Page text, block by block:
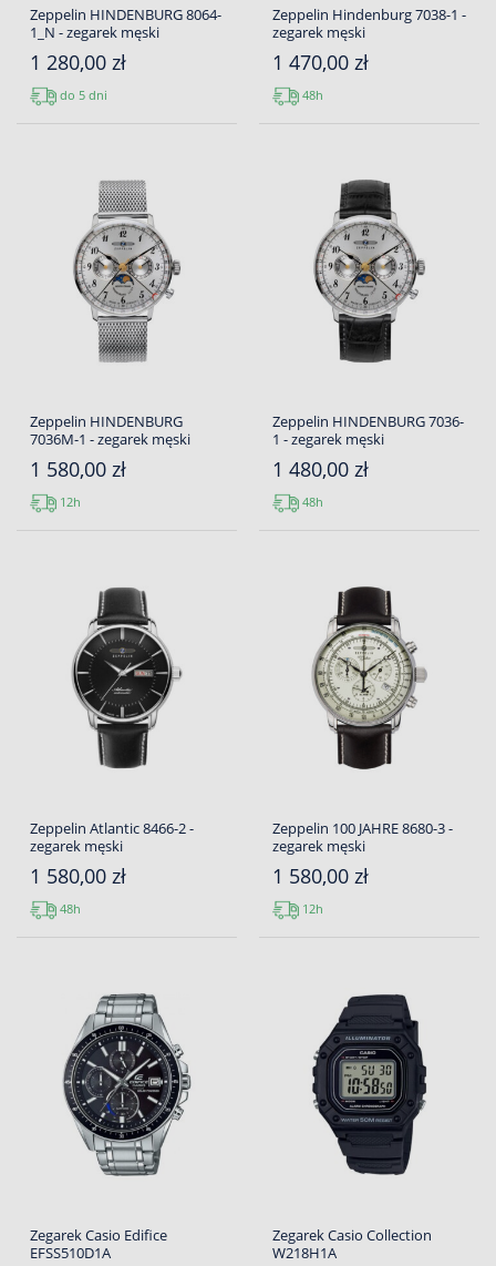
Zeppelin HINDENBURG 8064-
1_N - zegarek męski
1 280,00 zł
do 5 dni
Zeppelin Hindenburg 7038-1 -
zegarek męski
1 470,00 zł
48h
Zeppelin HINDENBURG
7036M-1 - zegarek męski
1 580,00 zł
12h
Zeppelin HINDENBURG 7036-
1 - zegarek męski
1 480,00 zł
48h
Zeppelin Atlantic 8466-2 -
zegarek męski
1 580,00 zł
48h
Zeppelin 100 JAHRE 8680-3 -
zegarek męski
1 580,00 zł
12h
Zegarek Casio Edifice
EFSS510D1A
Zegarek Casio Collection
W218H1A